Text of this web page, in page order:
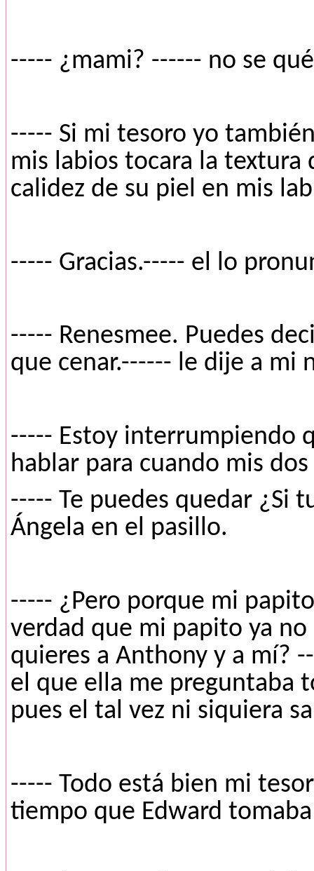
----- ¿mami? ------ no se
----- Si mi tesoro yo
mis labios tocara la
calidez de su piel en mis
----- Gracias.----- el lo
----- Renesmee. Puedes
que cenar.------ le dije a mi
----- Estoy interrumpiendo
hablar para cuando mis
----- Te puedes quedar ¿Si
Ángela en el pasillo.
----- ¿Pero porque mi
verdad que mi papito ya no
quieres a Anthony y a mí?
el que ella me preguntaba
pues el tal vez ni siquiera
----- Todo está bien mi
tiempo que Edward